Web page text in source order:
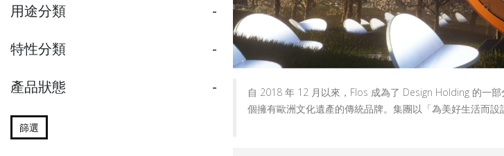
自 2018 年 12 月以來，Flos 成為了 Design Holding 的一
個擁有歐洲文化遺產的傳統品牌。集團以「為美好生活而
用途分類 -
特性分類 -
產品狀態 -
篩選